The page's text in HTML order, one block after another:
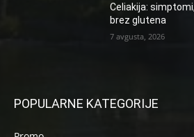
Celiakija:
brez glutena
7 avgusta, 2026
POPULARNE KATEGORIJE